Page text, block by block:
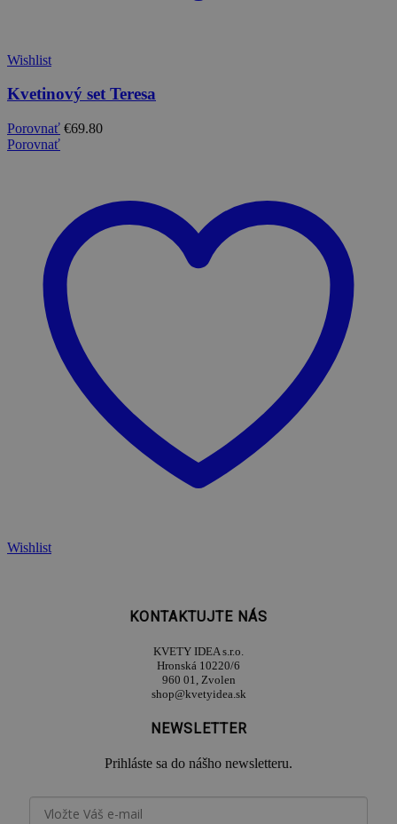
Wishlist
Kvetinový set Teresa
Porovnať €69.80
Porovnať
Wishlist
KONTAKTUJTE NÁS
KVETY IDEA s.r.o.
Hronská 10220/6
960 01, Zvolen
shop@kvetyidea.sk
NEWSLETTER
Prihláste sa do nášho newsletteru.